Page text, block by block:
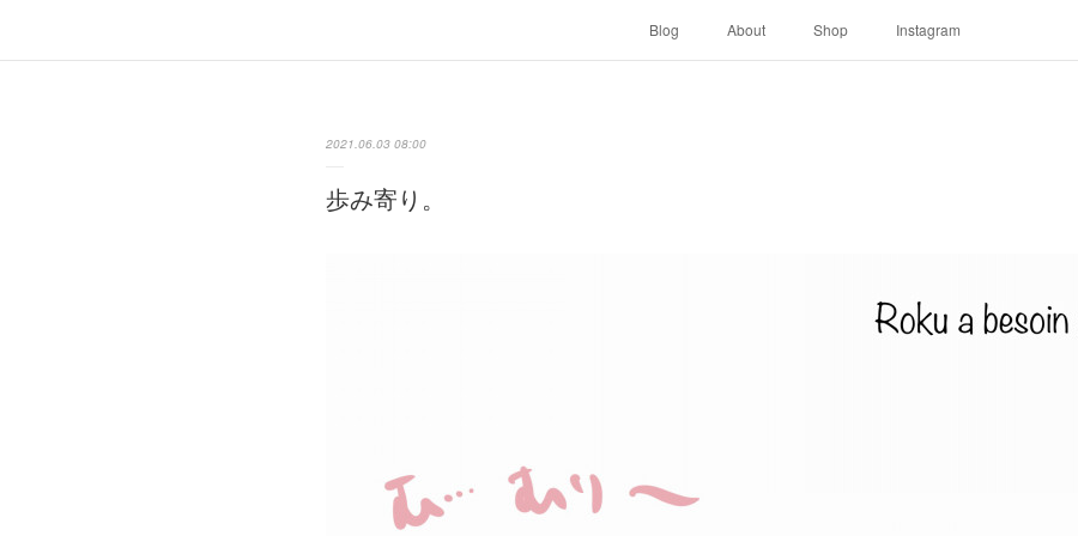
Blog About Shop Instagram
2021.06.03 08:00
歩み寄り。